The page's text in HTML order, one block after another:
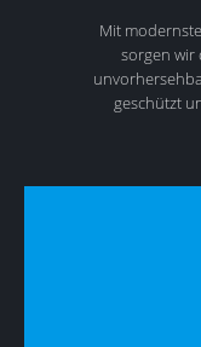
Mit
sorgen wir
geschützt